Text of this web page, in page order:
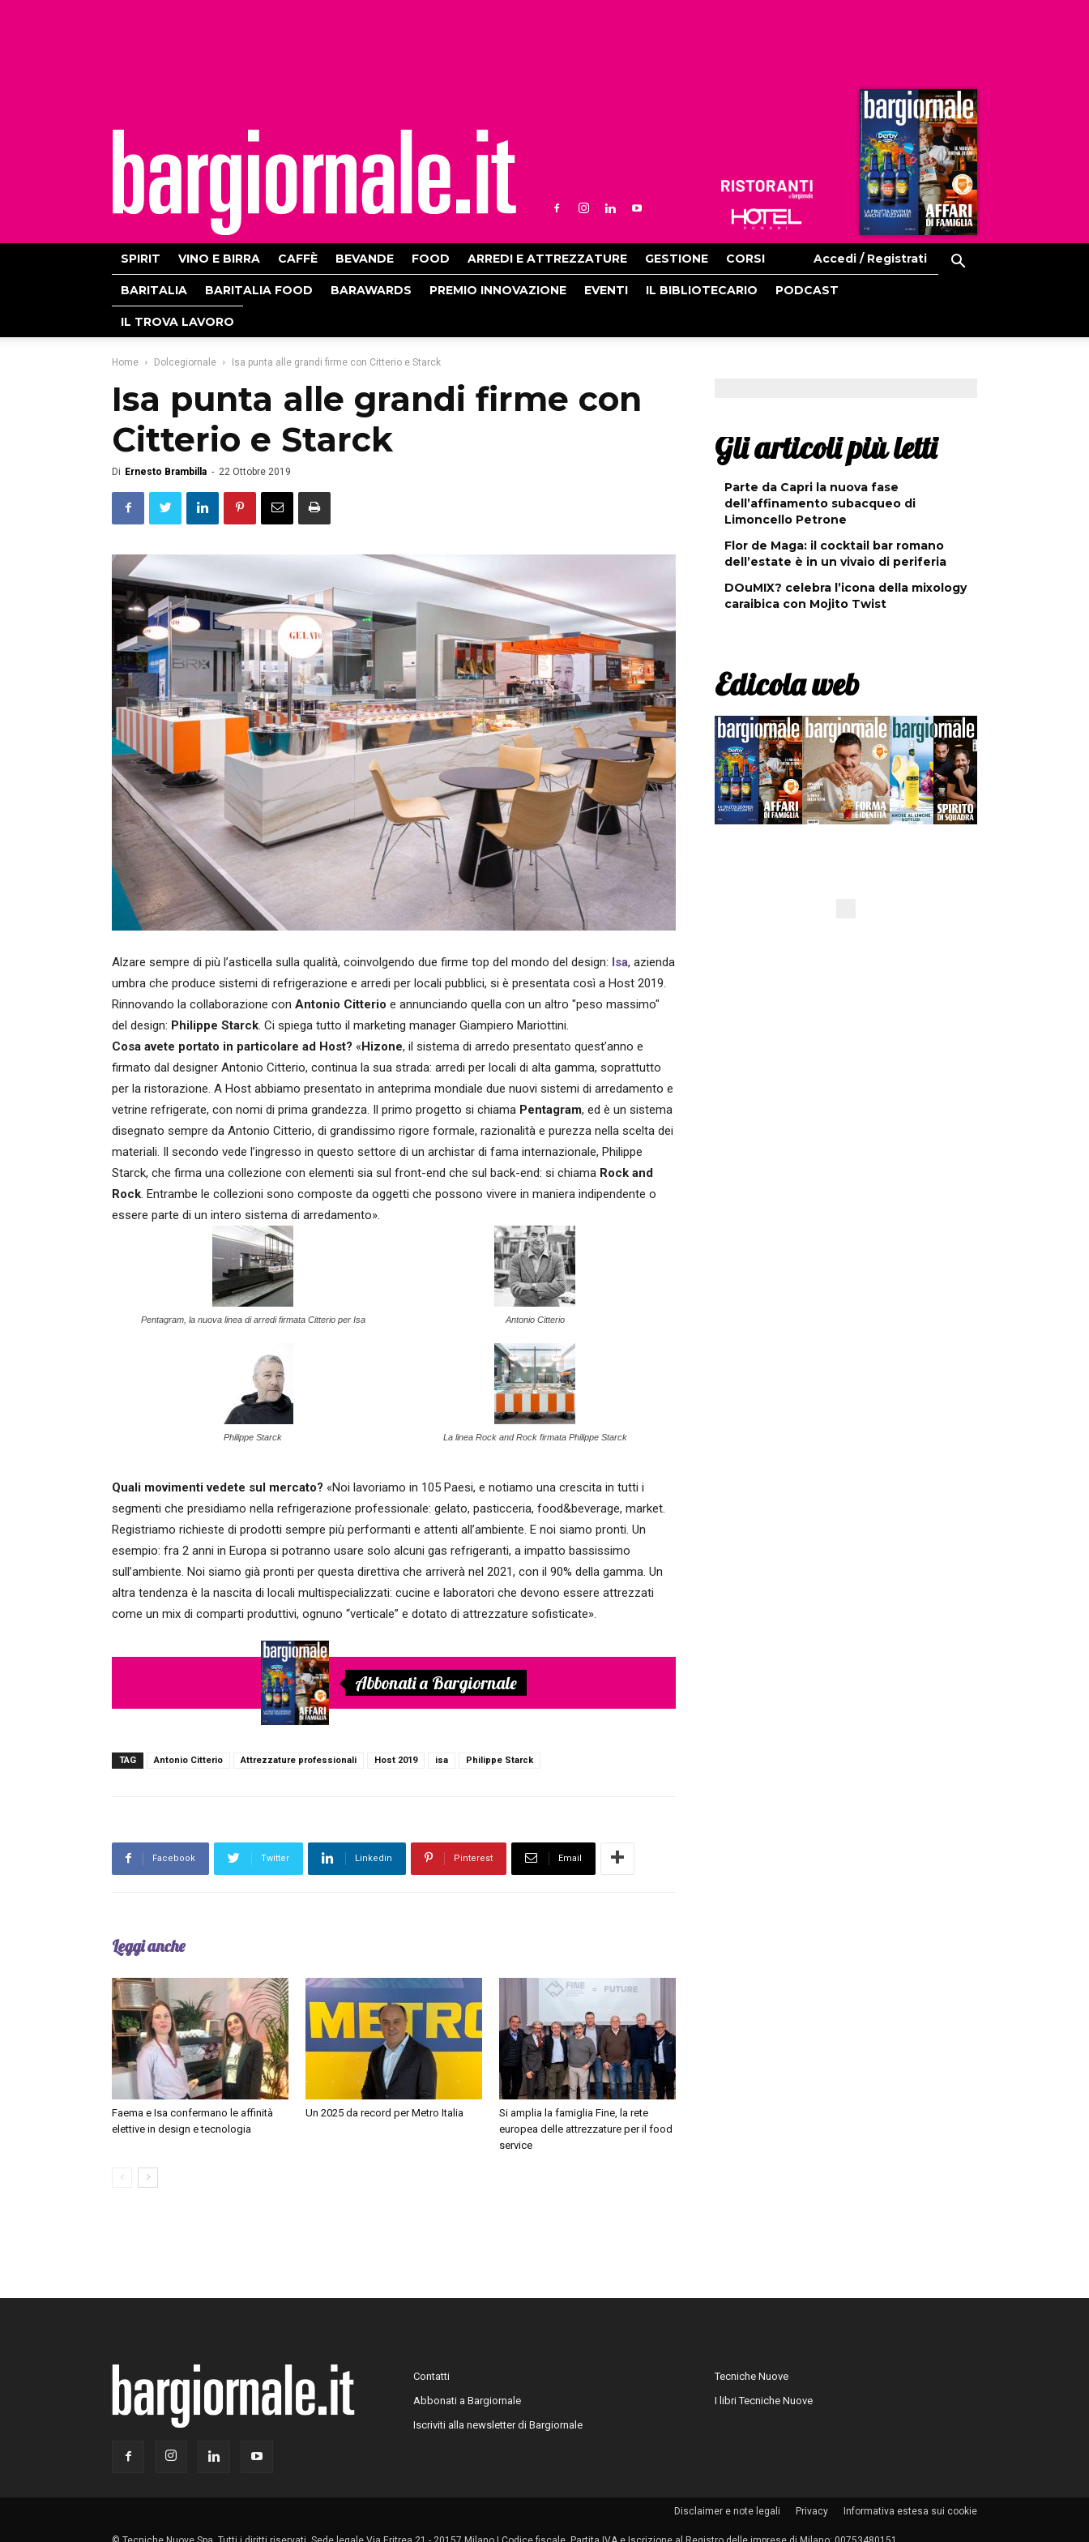
Ristoranti
Hoteldomani
SPIRIT VINO E BIRRA CAFFÈ BEVANDE FOOD ARREDI E ATTREZZATURE GESTIONE CORSI Accedi / Registrati
BARITALIA BARITALIA FOOD BARAWARDS PREMIO INNOVAZIONE EVENTI IL BIBLIOTECARIO PODCAST
IL TROVA LAVORO
Home Dolcegiornale Isa punta alle grandi firme con Citterio e Starck
Isa punta alle grandi firme con
Citterio e Starck
Di Ernesto Brambilla - 22 Ottobre 2019
Alzare sempre di più l’asticella sulla qualità, coinvolgendo due firme top del mondo del design: Isa, azienda
umbra che produce sistemi di refrigerazione e arredi per locali pubblici, si è presentata così a Host 2019.
Rinnovando la collaborazione con Antonio Citterio e annunciando quella con un altro "peso massimo"
del design: Philippe Starck. Ci spiega tutto il marketing manager Giampiero Mariottini.
Cosa avete portato in particolare ad Host? «Hizone, il sistema di arredo presentato quest’anno e
firmato dal designer Antonio Citterio, continua la sua strada: arredi per locali di alta gamma, soprattutto
per la ristorazione. A Host abbiamo presentato in anteprima mondiale due nuovi sistemi di arredamento e
vetrine refrigerate, con nomi di prima grandezza. Il primo progetto si chiama Pentagram, ed è un sistema
disegnato sempre da Antonio Citterio, di grandissimo rigore formale, razionalità e purezza nella scelta dei
materiali. Il secondo vede l’ingresso in questo settore di un archistar di fama internazionale, Philippe
Starck, che firma una collezione con elementi sia sul front-end che sul back-end: si chiama Rock and
Rock. Entrambe le collezioni sono composte da oggetti che possono vivere in maniera indipendente o
essere parte di un intero sistema di arredamento».
Pentagram, la nuova linea di arredi firmata Citterio per Isa Antonio Citterio
Philippe Starck La linea Rock and Rock firmata Philippe Starck
Quali movimenti vedete sul mercato? «Noi lavoriamo in 105 Paesi, e notiamo una crescita in tutti i
segmenti che presidiamo nella refrigerazione professionale: gelato, pasticceria, food&beverage, market.
Registriamo richieste di prodotti sempre più performanti e attenti all’ambiente. E noi siamo pronti. Un
esempio: fra 2 anni in Europa si potranno usare solo alcuni gas refrigeranti, a impatto bassissimo
sull’ambiente. Noi siamo già pronti per questa direttiva che arriverà nel 2021, con il 90% della gamma. Un
altra tendenza è la nascita di locali multispecializzati: cucine e laboratori che devono essere attrezzati
come un mix di comparti produttivi, ognuno “verticale” e dotato di attrezzature sofisticate».
Abbonati a Bargiornale
TAG Antonio Citterio Attrezzature professionali Host 2019 isa Philippe Starck
Facebook Twitter Linkedin Pinterest Email
Leggi anche
Faema e Isa confermano le affinità
elettive in design e tecnologia
Un 2025 da record per Metro Italia
Si amplia la famiglia Fine, la rete
europea delle attrezzature per il food
service
Gli articoli più letti
Parte da Capri la nuova fase
dell’affinamento subacqueo di
Limoncello Petrone
Flor de Maga: il cocktail bar romano
dell’estate è in un vivaio di periferia
DOuMIX? celebra l’icona della mixology
caraibica con Mojito Twist
Edicola web
Contatti
Abbonati a Bargiornale
Iscriviti alla newsletter di Bargiornale
Tecniche Nuove
I libri Tecniche Nuove
Disclaimer e note legali Privacy Informativa estesa sui cookie